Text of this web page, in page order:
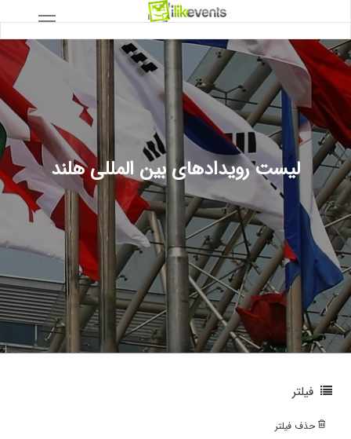
لیست رویدادهای بین المللی هلند
فیلتر
حذف فیلتر